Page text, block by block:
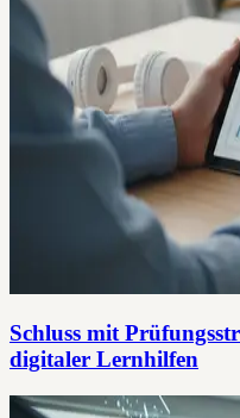
Schluss mit
digitaler Lernhilfen